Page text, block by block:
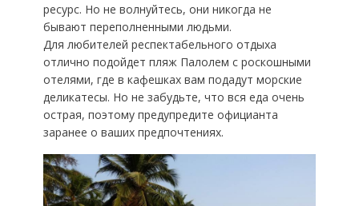
ресурс. Но не волнуйтесь, они никогда не
бывают переполненными людьми.
Для любителей респектабельного отдыха
отлично подойдет пляж Палолем с роскошными
отелями, где в кафешках вам подадут морские
деликатесы. Но не забудьте, что вся еда очень
острая, поэтому предупредите официанта
заранее о ваших предпочтениях.